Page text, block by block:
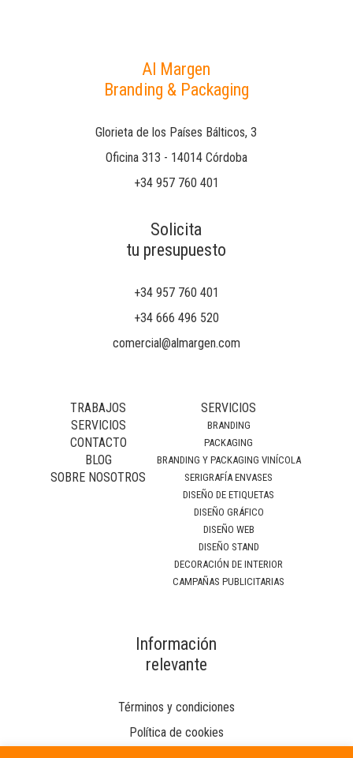
Al Margen
Branding & Packaging
Glorieta de los Países Bálticos, 3
Oficina 313 - 14014 Córdoba
+34 957 760 401
Solicita
tu presupuesto
+34 957 760 401
+34 666 496 520
comercial@almargen.com
TRABAJOS
SERVICIOS
CONTACTO
BLOG
SOBRE NOSOTROS
SERVICIOS
BRANDING
PACKAGING
BRANDING Y PACKAGING VINÍCOLA
SERIGRAFÍA ENVASES
DISEÑO DE ETIQUETAS
DISEÑO GRÁFICO
DISEÑO WEB
DISEÑO STAND
DECORACIÓN DE INTERIOR
CAMPAÑAS PUBLICITARIAS
Información
relevante
Términos y condiciones
Política de cookies